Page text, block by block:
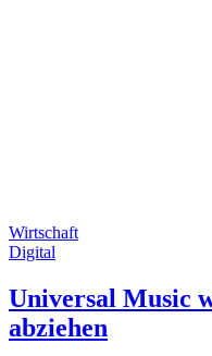
Wirtschaft
Digital
Universal Music
abziehen